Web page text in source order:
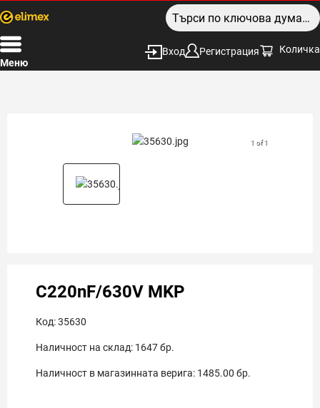
Меню
Вход Регистрация Количка
1 of 1
C220nF/630V MKP
Код:35630
Наличност на склад: 1647бр.
Наличност в магазинната верига: 1485.00 бр.